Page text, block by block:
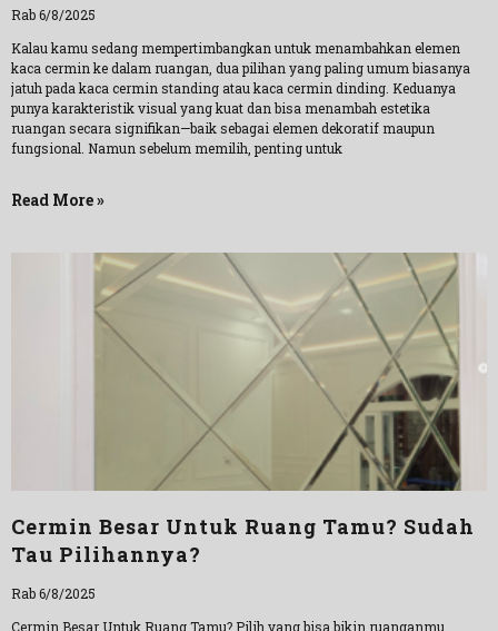
Rab 6/8/2025
Kalau kamu sedang mempertimbangkan untuk menambahkan elemen
kaca cermin ke dalam ruangan, dua pilihan yang paling umum biasanya
jatuh pada kaca cermin standing atau kaca cermin dinding. Keduanya
punya karakteristik visual yang kuat dan bisa menambah estetika
ruangan secara signifikan—baik sebagai elemen dekoratif maupun
fungsional. Namun sebelum memilih, penting untuk
Read More »
Cermin Besar Untuk Ruang Tamu? Sudah
Tau Pilihannya?
Rab 6/8/2025
Cermin Besar Untuk Ruang Tamu? Pilih yang bisa bikin ruanganmu